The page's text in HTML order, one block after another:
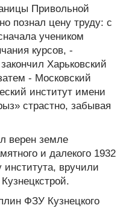
Привольной
познал цену труду: с
учеником
курсов, -
Харьковский
- Московский
институт имени
страстно, забывая
верен земле
и далекого 1932
института, вручили
ФЗУ Кузнецкого